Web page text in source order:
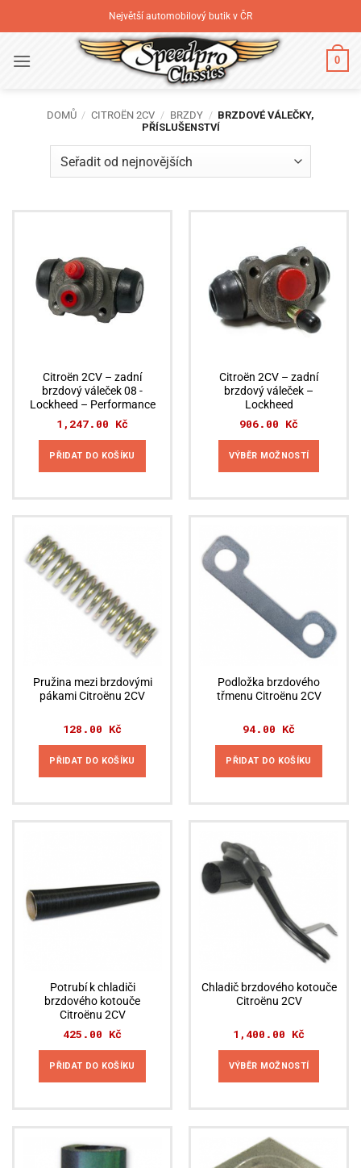
na
Největší automobilový butik v ČR
0
DOMŮ / CITROËN 2CV / BRZDY / BRZDOVÉ VÁLEČKY,
PŘÍSLUŠENSTVÍ
Citroën 2CV – zadní
brzdový váleček 08 -
Lockheed – Performance
1,247.00 Kč
PŘIDAT DO KOŠÍKU
Citroën 2CV – zadní
brzdový váleček –
Lockheed
906.00 Kč
VÝBĚR MOŽNOSTÍ
vybrat
stránce
produktu
Pružina mezi brzdovými
pákami Citroënu 2CV
128.00 Kč
PŘIDAT DO KOŠÍKU
Podložka brzdového
třmenu Citroënu 2CV
94.00 Kč
PŘIDAT DO KOŠÍKU
Potrubí k chladiči
brzdového kotouče
Citroënu 2CV
425.00 Kč
PŘIDAT DO KOŠÍKU
Chladič brzdového kotouče
Citroënu 2CV
1,400.00 Kč
VÝBĚR MOŽNOSTÍ
více
variant.